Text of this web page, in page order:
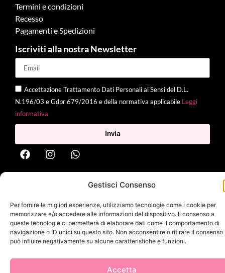
Gestisci Consenso
Per fornire le migliori esperienze, utilizziamo tecnologie come i cookie per
memorizzare e/o accedere alle informazioni del dispositivo. Il consenso a
queste tecnologie ci permetterà di elaborare dati come il comportamento di
navigazione o ID unici su questo sito. Non acconsentire o ritirare il consenso
può influire negativamente su alcune caratteristiche e funzioni.
Accetta
Termini e condizioni
Recesso
Pagamenti e Spedizioni
Iscriviti alla nostra Newsletter
Accettazione Trattamento Dati Personali ai Sensi del D.L.
N.196/03 e Gdpr 679/2016 e della normativa applicabile Leggi
informativa
Invia
Privacy Policy|Cookie Policy| Made with